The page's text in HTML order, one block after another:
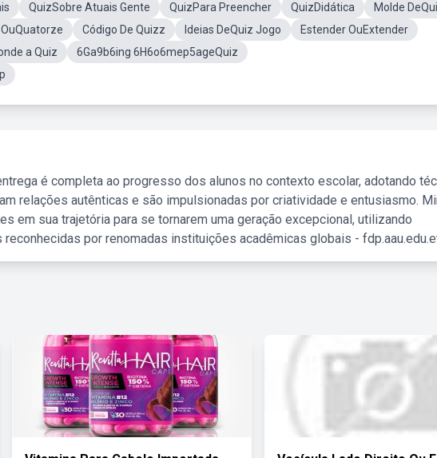
QuizSobre Atuais Gente QuizPara Preencher QuizDidática
Molde
Código De Quizz Ideias DeQuiz Jogo
Estender OuExtender
a Quiz
6Ga9b6ing 6H6o6mep5ageQuiz
é completa ao progresso dos alunos no contexto escolar, adotando
relações autênticas e são impulsionadas por criatividade e entusiasmo.
em sua trajetória para se tornarem uma geração excepcional, utilizando
por renomadas instituições acadêmicas globais -